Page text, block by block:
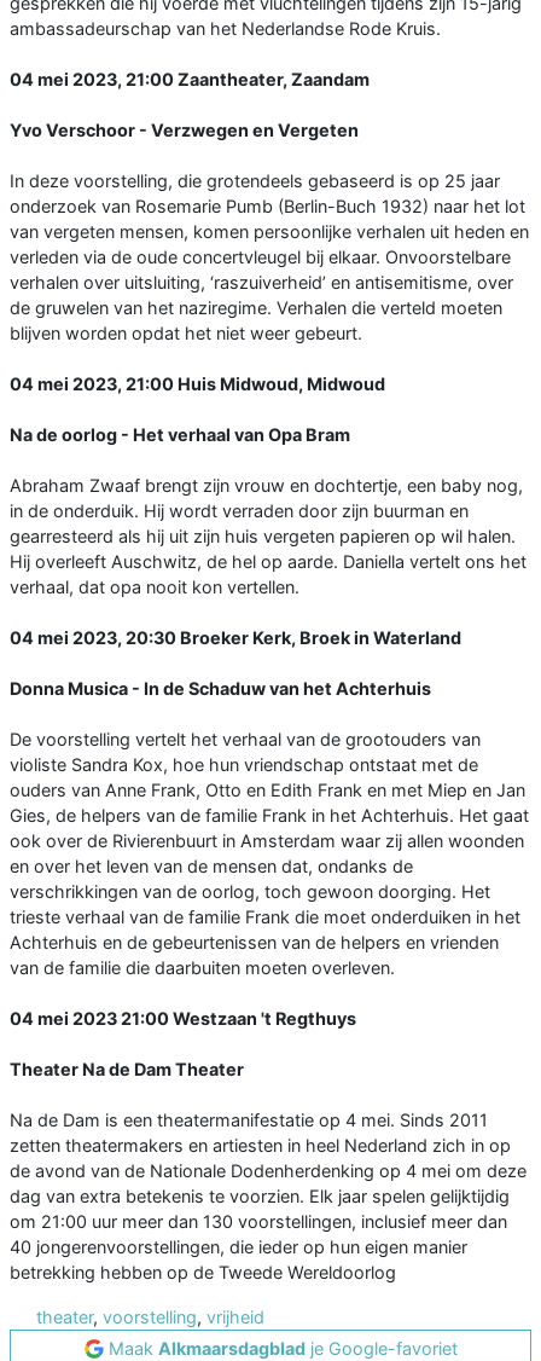
ambassadeurschap van het Nederlandse Rode Kruis.
04 mei 2023, 21:00 Zaantheater, Zaandam
Yvo Verschoor - Verzwegen en Vergeten
In deze voorstelling, die grotendeels gebaseerd is op 25 jaar
onderzoek van Rosemarie Pumb (Berlin-Buch 1932) naar het lot
van vergeten mensen, komen persoonlijke verhalen uit heden en
verleden via de oude concertvleugel bij elkaar. Onvoorstelbare
verhalen over uitsluiting, ‘raszuiverheid’ en antisemitisme, over
de gruwelen van het naziregime. Verhalen die verteld moeten
blijven worden opdat het niet weer gebeurt.
04 mei 2023, 21:00 Huis Midwoud, Midwoud
Na de oorlog - Het verhaal van Opa Bram
Abraham Zwaaf brengt zijn vrouw en dochtertje, een baby nog,
in de onderduik. Hij wordt verraden door zijn buurman en
gearresteerd als hij uit zijn huis vergeten papieren op wil halen.
Hij overleeft Auschwitz, de hel op aarde. Daniella vertelt ons het
verhaal, dat opa nooit kon vertellen.
04 mei 2023, 20:30 Broeker Kerk, Broek in Waterland
Donna Musica - In de Schaduw van het Achterhuis
De voorstelling vertelt het verhaal van de grootouders van
violiste Sandra Kox, hoe hun vriendschap ontstaat met de
ouders van Anne Frank, Otto en Edith Frank en met Miep en Jan
Gies, de helpers van de familie Frank in het Achterhuis. Het gaat
ook over de Rivierenbuurt in Amsterdam waar zij allen woonden
en over het leven van de mensen dat, ondanks de
verschrikkingen van de oorlog, toch gewoon doorging. Het
trieste verhaal van de familie Frank die moet onderduiken in het
Achterhuis en de gebeurtenissen van de helpers en vrienden
van de familie die daarbuiten moeten overleven.
04 mei 2023 21:00 Westzaan 't Regthuys
Theater Na de Dam Theater
Na de Dam is een theatermanifestatie op 4 mei. Sinds 2011
zetten theatermakers en artiesten in heel Nederland zich in op
de avond van de Nationale Dodenherdenking op 4 mei om deze
dag van extra betekenis te voorzien. Elk jaar spelen gelijktijdig
om 21:00 uur meer dan 130 voorstellingen, inclusief meer dan
40 jongerenvoorstellingen, die ieder op hun eigen manier
betrekking hebben op de Tweede Wereldoorlog
theater, voorstelling, vrijheid
Maak Alkmaarsdagbladje Google-favoriet